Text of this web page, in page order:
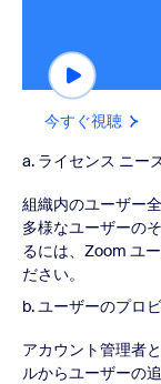
a. ライセンス ニー
組織内のユーザー
多様なユーザーの
るには、Zoom ユ
ださい。
b. ユーザーのプロ
アカウント管理者
ルからユーザーの
今すぐ視聴